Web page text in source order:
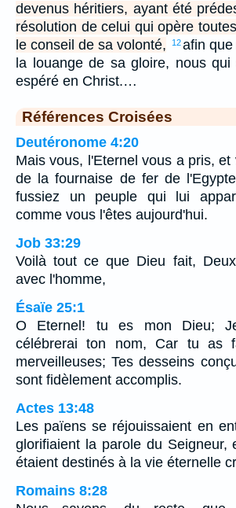
devenus héritiers, ayant été
résolution de celui qui opère
le conseil de sa volonté,
12 afin
la louange de sa gloire, nous qui
espéré en Christ.…
Références Croisées
Deutéronome 4:20
Mais vous, l'Eternel vous a pris,
de la fournaise de fer de
fussiez un peuple qui lui
comme vous l'êtes aujourd'hui.
Job 33:29
Voilà tout ce que Dieu fait,
avec l'homme,
Ésaïe 25:1
O Eternel! tu es mon Dieu;
célébrerai ton nom, Car tu as
merveilleuses; Tes desseins
sont fidèlement accomplis.
Actes 13:48
Les païens se réjouissaient en
glorifiaient la parole du Seigneur,
étaient destinés à la vie éternelle
Romains 8:28